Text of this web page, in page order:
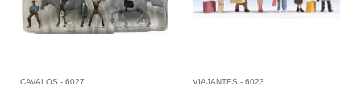
CAVALOS - 6027 VIAJANTES - 6023